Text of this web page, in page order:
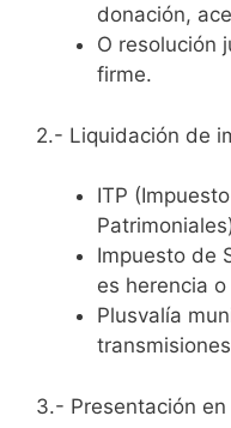
donación,
O resolución
firme.
2.- Liquidación de
ITP
Impuesto de
es herencia
Plusvalía
3.- Presentación